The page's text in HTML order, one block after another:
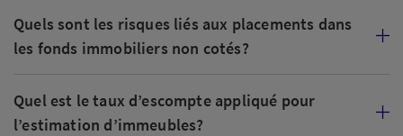
Quels sont les risques liés aux placements dans
les fonds immobiliers non cotés?
Quel est le taux d’escompte appliqué pour
l’estimation d’immeubles?